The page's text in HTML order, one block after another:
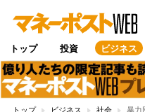
トップ 投資 ビジネス
トップ ビジネス 社会 暴力